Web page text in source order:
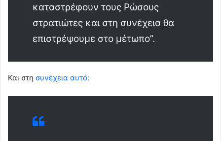
καταστρέφουν τους Ρώσους
στρατιώτες και στη συνέχεια θα
επιστρέψουμε στο μέτωπο”.
Και στη συνέχεια αυτό: